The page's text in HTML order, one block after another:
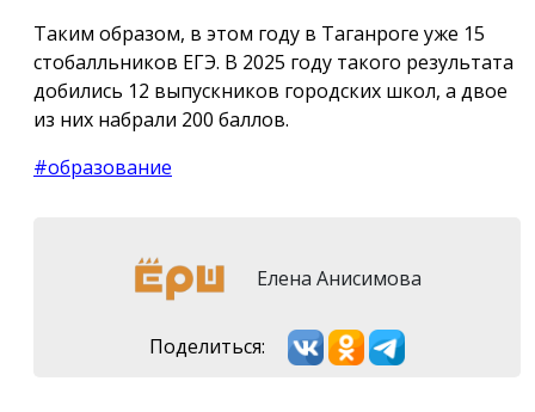
Таким образом, в этом году в Таганроге уже 15
стобалльников ЕГЭ. В 2025 году такого результата
добились 12 выпускников городских школ, а двое
из них набрали 200 баллов.
#образование
Елена Анисимова
Поделиться: